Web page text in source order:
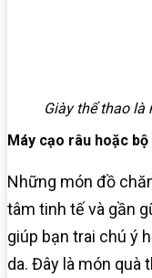
Giày thể thao
Máy cạo râu hoặc
Những món đồ
tâm tinh tế và gần
giúp bạn trai chú ý
da. Đây là món quà